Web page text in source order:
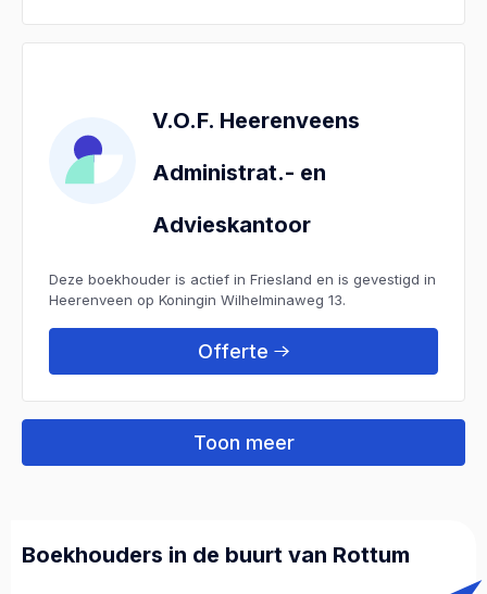
V.O.F. Heerenveens
Administrat.- en
Advieskantoor
Deze boekhouder is actief in Friesland en is gevestigd in
Heerenveen op Koningin Wilhelminaweg 13.
Offerte
Toon meer
Boekhouders in de buurt van Rottum